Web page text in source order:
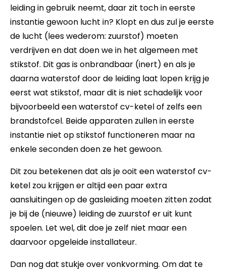
leiding in gebruik neemt, daar zit toch in eerste
instantie gewoon lucht in? Klopt en dus zul je eerste
de lucht (lees wederom: zuurstof) moeten
verdrijven en dat doen we in het algemeen met
stikstof. Dit gas is onbrandbaar (inert) en als je
daarna waterstof door de leiding laat lopen krijg je
eerst wat stikstof, maar dit is niet schadelijk voor
bijvoorbeeld een waterstof cv-ketel of zelfs een
brandstofcel. Beide apparaten zullen in eerste
instantie niet op stikstof functioneren maar na
enkele seconden doen ze het gewoon.
Dit zou betekenen dat als je ooit een waterstof cv-
ketel zou krijgen er altijd een paar extra
aansluitingen op de gasleiding moeten zitten zodat
je bij de (nieuwe) leiding de zuurstof er uit kunt
spoelen. Let wel, dit doe je zelf niet maar een
daarvoor opgeleide installateur.
Dan nog dat stukje over vonkvorming. Om dat te